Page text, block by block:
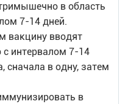
в область
7-14 дней.
вакцину вводят
интервалом 7-14
сначала в одну, затем
в